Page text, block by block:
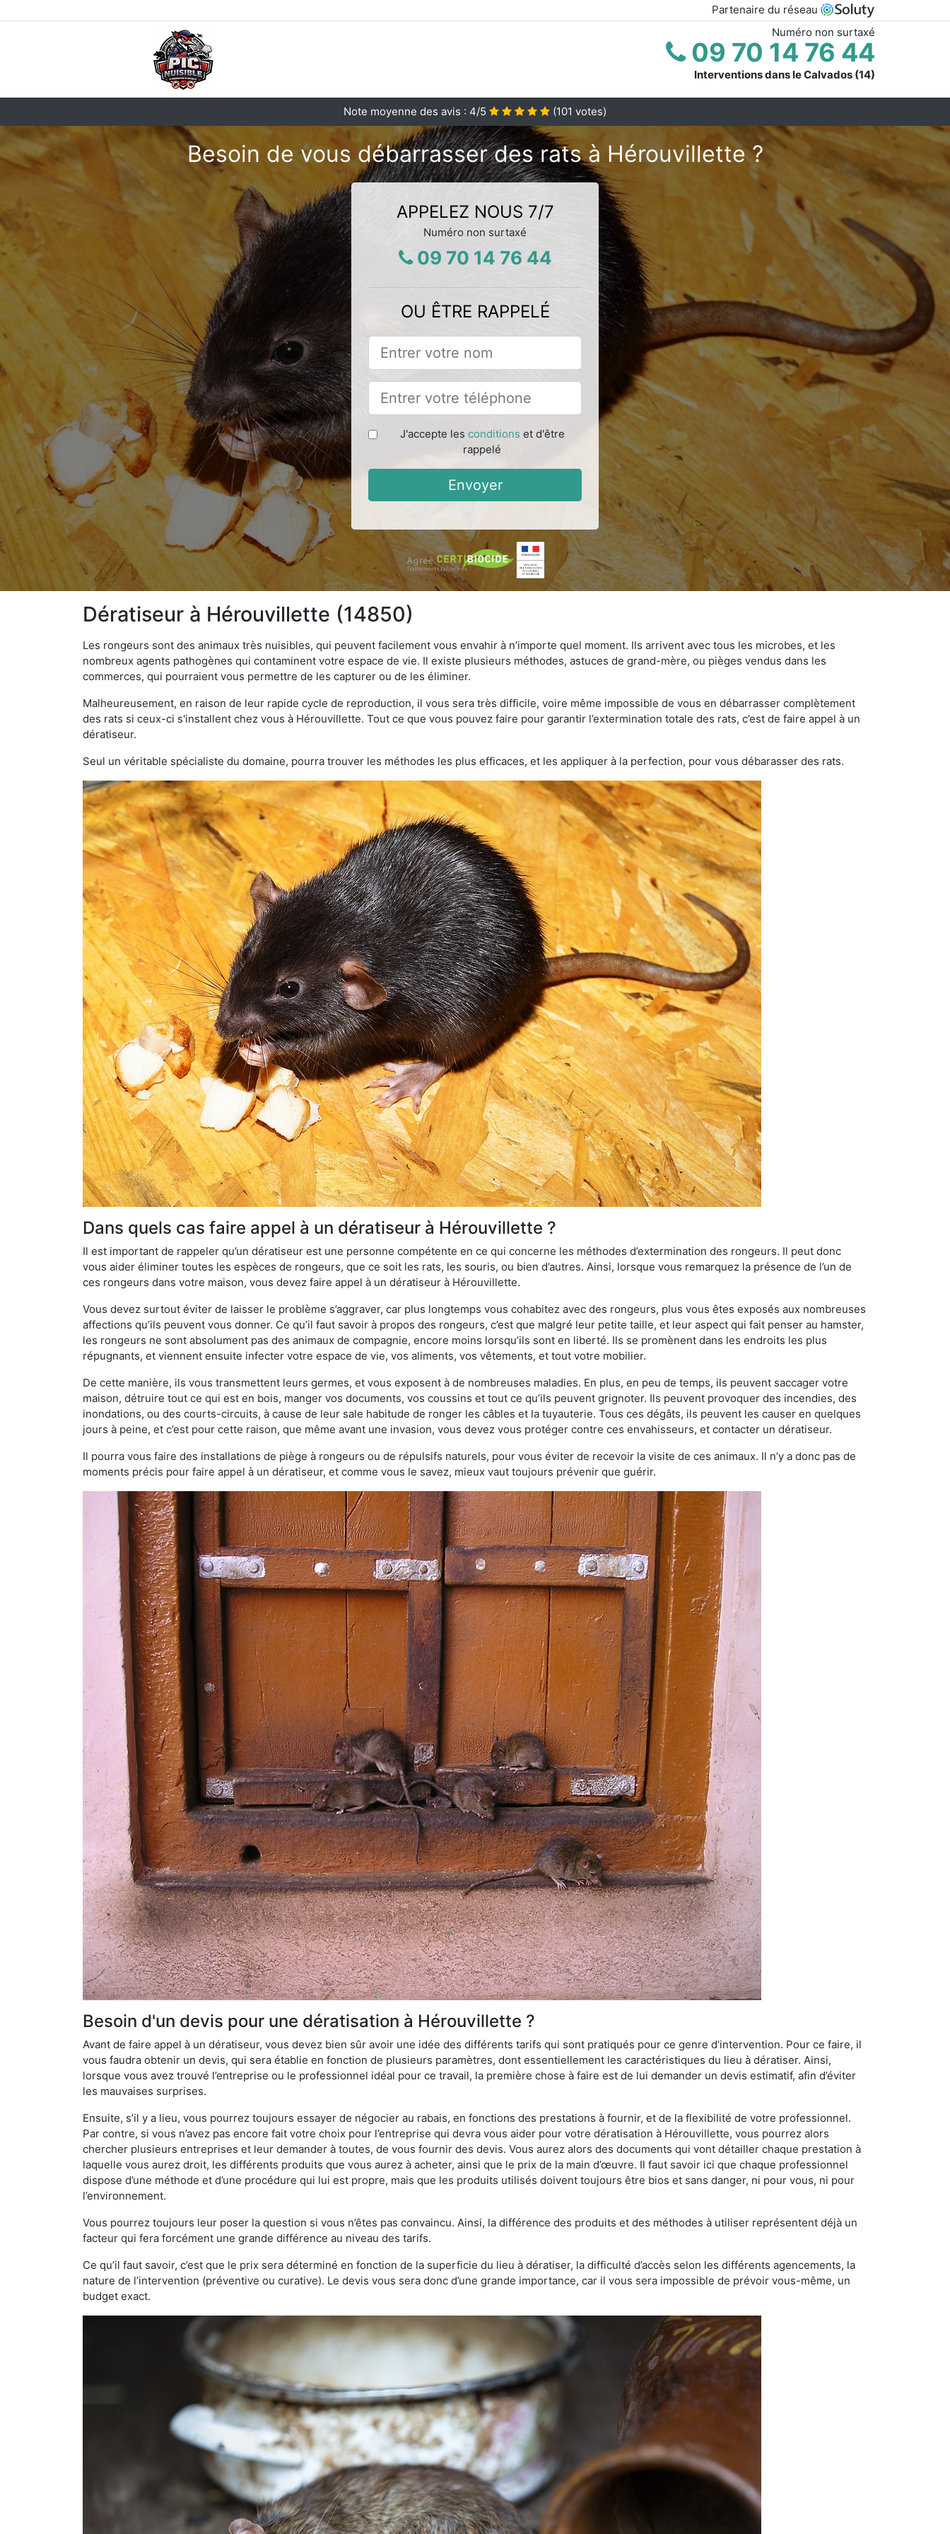
Partenaire du réseau
Numéro non surtaxé
09 70 14 76 44
Interventions dans le Calvados (14)
Note moyenne des avis : 4/5 (101 votes)
Besoin de vous débarrasser des rats à Hérouvillette ?
APPELEZ NOUS 7/7
Numéro non surtaxé
09 70 14 76 44
OU ÊTRE RAPPELÉ
J'accepte les conditions et d'être
rappelé
Envoyer
Dératiseur à Hérouvillette (14850)
Les rongeurs sont des animaux très nuisibles, qui peuvent facilement vous envahir à n’importe quel moment. Ils arrivent avec tous les microbes, et les
nombreux agents pathogènes qui contaminent votre espace de vie. Il existe plusieurs méthodes, astuces de grand-mère, ou pièges vendus dans les
commerces, qui pourraient vous permettre de les capturer ou de les éliminer.
Malheureusement, en raison de leur rapide cycle de reproduction, il vous sera très difficile, voire même impossible de vous en débarrasser complètement
des rats si ceux-ci s'installent chez vous à Hérouvillette. Tout ce que vous pouvez faire pour garantir l’extermination totale des rats, c’est de faire appel à un
dératiseur.
Seul un véritable spécialiste du domaine, pourra trouver les méthodes les plus efficaces, et les appliquer à la perfection, pour vous débarasser des rats.
Dans quels cas faire appel à un dératiseur à Hérouvillette ?
Il est important de rappeler qu’un dératiseur est une personne compétente en ce qui concerne les méthodes d’extermination des rongeurs. Il peut donc
vous aider éliminer toutes les espèces de rongeurs, que ce soit les rats, les souris, ou bien d’autres. Ainsi, lorsque vous remarquez la présence de l’un de
ces rongeurs dans votre maison, vous devez faire appel à un dératiseur à Hérouvillette.
Vous devez surtout éviter de laisser le problème s’aggraver, car plus longtemps vous cohabitez avec des rongeurs, plus vous êtes exposés aux nombreuses
affections qu’ils peuvent vous donner. Ce qu’il faut savoir à propos des rongeurs, c’est que malgré leur petite taille, et leur aspect qui fait penser au hamster,
les rongeurs ne sont absolument pas des animaux de compagnie, encore moins lorsqu’ils sont en liberté. Ils se promènent dans les endroits les plus
répugnants, et viennent ensuite infecter votre espace de vie, vos aliments, vos vêtements, et tout votre mobilier.
De cette manière, ils vous transmettent leurs germes, et vous exposent à de nombreuses maladies. En plus, en peu de temps, ils peuvent saccager votre
maison, détruire tout ce qui est en bois, manger vos documents, vos coussins et tout ce qu’ils peuvent grignoter. Ils peuvent provoquer des incendies, des
inondations, ou des courts-circuits, à cause de leur sale habitude de ronger les câbles et la tuyauterie. Tous ces dégâts, ils peuvent les causer en quelques
jours à peine, et c’est pour cette raison, que même avant une invasion, vous devez vous protéger contre ces envahisseurs, et contacter un dératiseur.
Il pourra vous faire des installations de piège à rongeurs ou de répulsifs naturels, pour vous éviter de recevoir la visite de ces animaux. Il n’y a donc pas de
moments précis pour faire appel à un dératiseur, et comme vous le savez, mieux vaut toujours prévenir que guérir.
Besoin d'un devis pour une dératisation à Hérouvillette ?
Avant de faire appel à un dératiseur, vous devez bien sûr avoir une idée des différents tarifs qui sont pratiqués pour ce genre d’intervention. Pour ce faire, il
vous faudra obtenir un devis, qui sera établie en fonction de plusieurs paramètres, dont essentiellement les caractéristiques du lieu à dératiser. Ainsi,
lorsque vous avez trouvé l’entreprise ou le professionnel idéal pour ce travail, la première chose à faire est de lui demander un devis estimatif, afin d’éviter
les mauvaises surprises.
Ensuite, s’il y a lieu, vous pourrez toujours essayer de négocier au rabais, en fonctions des prestations à fournir, et de la flexibilité de votre professionnel.
Par contre, si vous n’avez pas encore fait votre choix pour l’entreprise qui devra vous aider pour votre dératisation à Hérouvillette, vous pourrez alors
chercher plusieurs entreprises et leur demander à toutes, de vous fournir des devis. Vous aurez alors des documents qui vont détailler chaque prestation à
laquelle vous aurez droit, les différents produits que vous aurez à acheter, ainsi que le prix de la main d’œuvre. Il faut savoir ici que chaque professionnel
dispose d’une méthode et d’une procédure qui lui est propre, mais que les produits utilisés doivent toujours être bios et sans danger, ni pour vous, ni pour
l’environnement.
Vous pourrez toujours leur poser la question si vous n’êtes pas convaincu. Ainsi, la différence des produits et des méthodes à utiliser représentent déjà un
facteur qui fera forcément une grande différence au niveau des tarifs.
Ce qu’il faut savoir, c’est que le prix sera déterminé en fonction de la superficie du lieu à dératiser, la difficulté d’accès selon les différents agencements, la
nature de l’intervention (préventive ou curative). Le devis vous sera donc d’une grande importance, car il vous sera impossible de prévoir vous-même, un
budget exact.